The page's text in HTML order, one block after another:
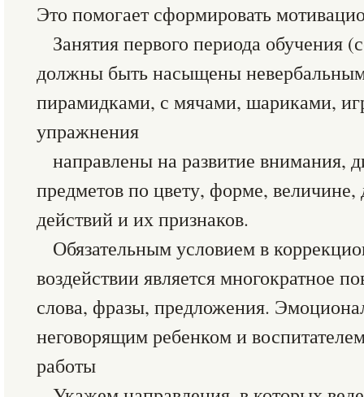
Это помогает сформировать
Занятия первого периода обучения
должны быть насыщены
пирамидками, с мячами, шариками,
упражнения
направлены на развитие внимания,
предметов по цвету, форме,
действий и их признаков.
Обязательным условием в
воздействии является многократное
слова, фразы, предложения.
неговорящим ребенком и
работы